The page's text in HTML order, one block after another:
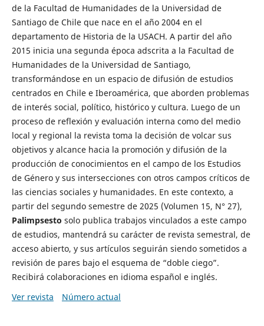
de la Facultad de Humanidades de la Universidad de
Santiago de Chile que nace en el año 2004 en el
departamento de Historia de la USACH. A partir del año
2015 inicia una segunda época adscrita a la Facultad de
Humanidades de la Universidad de Santiago,
transformándose en un espacio de difusión de estudios
centrados en Chile e Iberoamérica, que aborden problemas
de interés social, político, histórico y cultura. Luego de un
proceso de reflexión y evaluación interna como del medio
local y regional la revista toma la decisión de volcar sus
objetivos y alcance hacia la promoción y difusión de la
producción de conocimientos en el campo de los Estudios
de Género y sus intersecciones con otros campos críticos de
las ciencias sociales y humanidades. En este contexto, a
partir del segundo semestre de 2025 (Volumen 15, N° 27),
Palimpsesto solo publica trabajos vinculados a este campo
de estudios, mantendrá su carácter de revista semestral, de
acceso abierto, y sus artículos seguirán siendo sometidos a
revisión de pares bajo el esquema de “doble ciego”.
Recibirá colaboraciones en idioma español e inglés.
Ver revista
Número actual